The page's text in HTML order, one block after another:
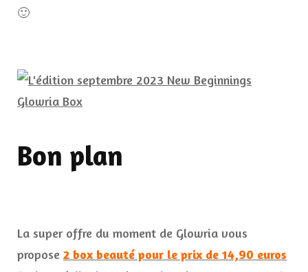
🙂
Bon plan
La super offre du moment de Glowria vous
propose 2 box beauté pour le prix de 14,90 euros